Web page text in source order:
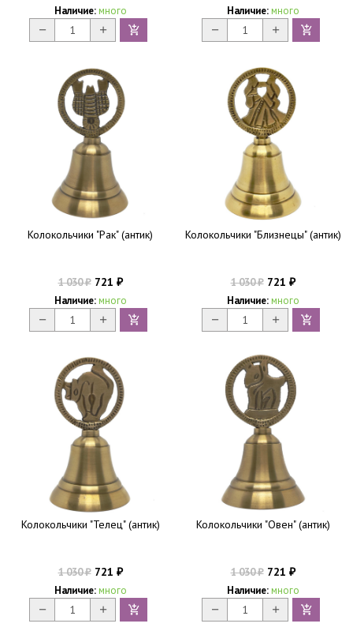
Наличие: много Наличие: много
Колокольчики "Рак" (антик)
1 030₽721 ₽
Наличие: много
Колокольчики "Близнецы" (антик)
1 030₽721 ₽
Наличие: много
Колокольчики "Телец" (антик)
1 030₽721 ₽
Наличие: много
Колокольчики "Овен" (антик)
1 030₽721 ₽
Наличие: много